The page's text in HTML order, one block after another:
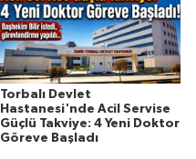
Torbalı Devlet
Hastanesi'nde Acil Servise
Güçlü Takviye: 4 Yeni Doktor
Göreve Başladı